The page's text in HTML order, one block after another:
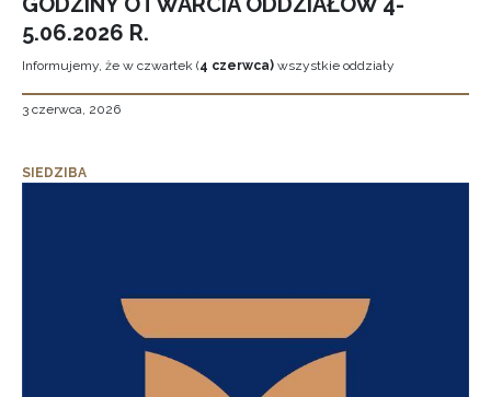
5.06.2026 R.
Informujemy, że w czwartek (4 czerwca) wszystkie oddziały
3 czerwca, 2026
SIEDZIBA